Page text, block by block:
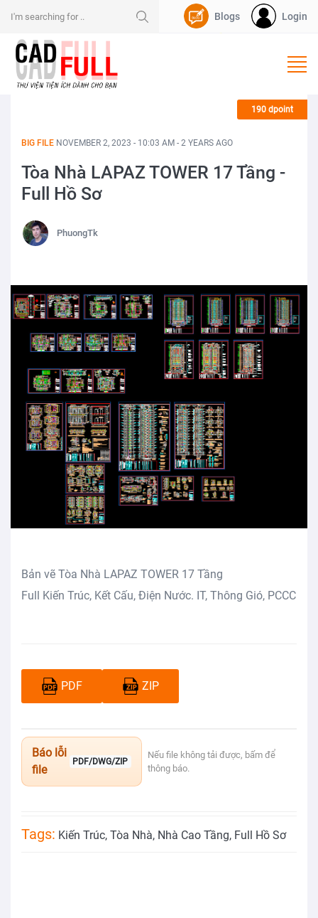
Login
Blogs
BIG FILE NOVEMBER 2, 2023 - 10:03 AM - 2 YEARS AGO
Tòa Nhà LAPAZ TOWER 17 Tầng -
Full Hồ Sơ
PhuongTk
190 dpoint
Bản vẽ Tòa Nhà LAPAZ TOWER 17 Tầng
Full Kiến Trúc, Kết Cấu, Điện Nước. IT, Thông Gió, PCCC
PDF ZIP
Báo lỗi
file
PDF/DWG/ZIP
Nếu file không tải được, bấm để
thông báo.
Tags: Kiến Trúc, Tòa Nhà, Nhà Cao Tầng, Full Hồ Sơ